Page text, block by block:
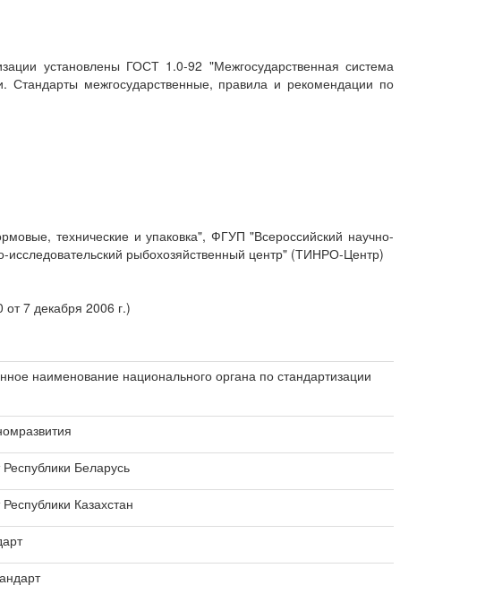
установлены ГОСТ 1.0-92 "Межгосударственная система
Стандарты межгосударственные, правила и рекомендации по
технические и упаковка", ФГУП "Всероссийский научно-
исследовательский рыбохозяйственный центр" (ТИНРО-Центр)
7 декабря 2006 г.)
наименование национального органа по стандартизации
Республики Беларусь
Казахстан